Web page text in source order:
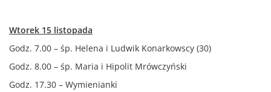
Wtorek 15 listopada
Godz. 7.00 – śp. Helena i Ludwik Konarkowscy (30)
Godz. 8.00 – śp. Maria i Hipolit Mrówczyński
Godz. 17.30 – Wymienianki